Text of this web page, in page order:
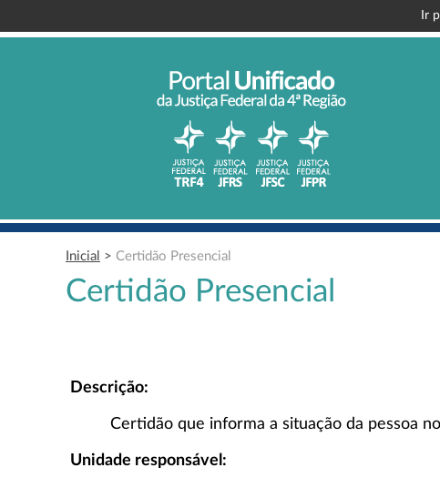
Ir
Inicial > Certidão Presencial
Certidão Presencial
Descrição:
Certidão que informa a situação da pessoa
Unidade responsável: